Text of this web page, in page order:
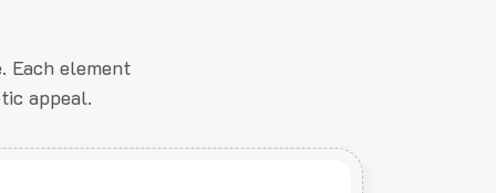
Each element
appeal.